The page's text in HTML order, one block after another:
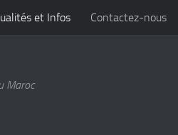
et Infos Contactez-nous
Maroc